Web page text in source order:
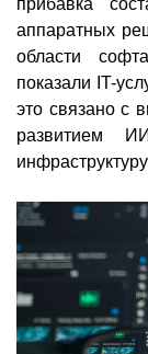
прибавка
аппаратных
области
показали IT-
это связано с
развитием